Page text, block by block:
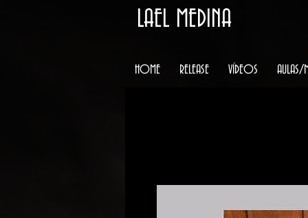
LAEL MEDINA
HOME RELEASE VÍDEOS